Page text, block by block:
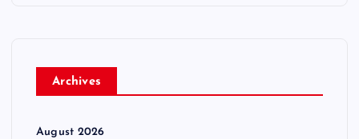
Archives
August 2026